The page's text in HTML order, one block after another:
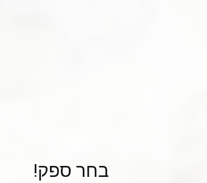
בחר ספק!